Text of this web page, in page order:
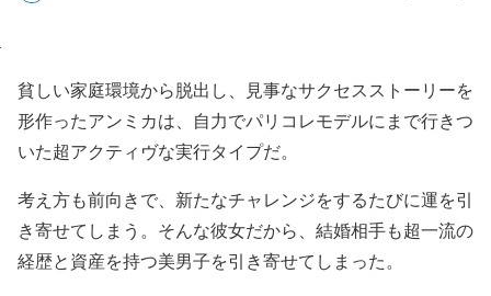
貧しい家庭環境から脱出し、見事なサクセスストーリーを
形作ったアンミカは、自力でパリコレモデルにまで行きつ
いた超アクティヴな実行タイプだ。
考え方も前向きで、新たなチャレンジをするたびに運を引
き寄せてしまう。そんな彼女だから、結婚相手も超一流の
経歴と資産を持つ美男子を引き寄せてしまった。